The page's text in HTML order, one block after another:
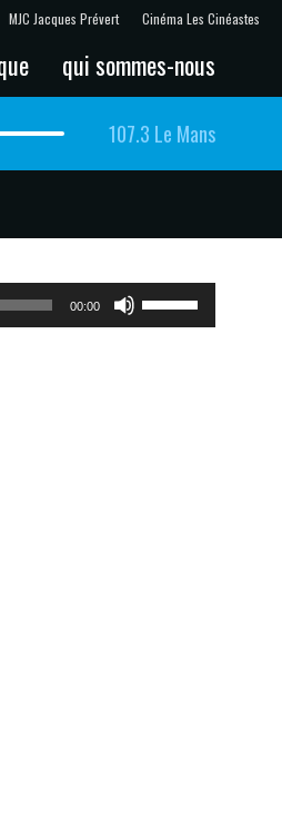
MJC Jacques Prévert Cinéma Les Cinéastes
qui sommes-nous
107.3 Le Mans
00:00